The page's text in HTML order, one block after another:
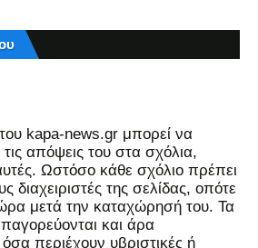
kapa-news.gr μπορεί να
απόψεις του στα σχόλια,
Ωστόσο κάθε σχόλιο πρέπει
διαχειριστές της σελίδας, οπότε
ώρα μετά την καταχώρησή του. Τα
και άρα
όσα περιέχουν υβριστικές ή